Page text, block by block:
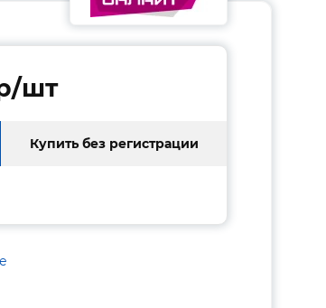
шт
Купить без регистрации